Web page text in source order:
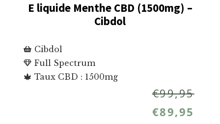
E liquide Menthe CBD (1500mg) –
Cibdol
Cibdol
Full Spectrum
Taux CBD : 1500mg
€99,95
€89,95